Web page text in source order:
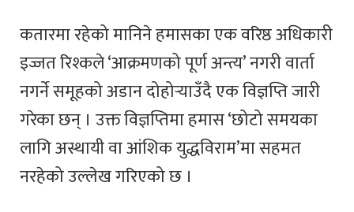
कतारमा रहेको मानिने हमासका एक वरिष्ठ अधिकारी
इज्जत रिश्कले ‘आक्रमणको पूर्ण अन्त्य’ नगरी वार्ता
नगर्ने समूहको अडान दोहोर्‍याउँदै एक विज्ञप्ति जारी
गरेका छन् । उक्त विज्ञप्तिमा हमास ‘छोटो समयका
लागि अस्थायी वा आंशिक युद्धविराम’मा सहमत
नरहेको उल्लेख गरिएको छ ।